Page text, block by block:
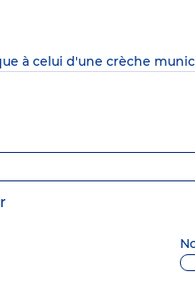
à celui d'une crèche